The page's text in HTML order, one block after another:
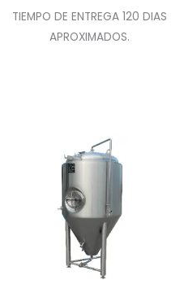
TIEMPO DE ENTREGA 120 DIAS
APROXIMADOS.